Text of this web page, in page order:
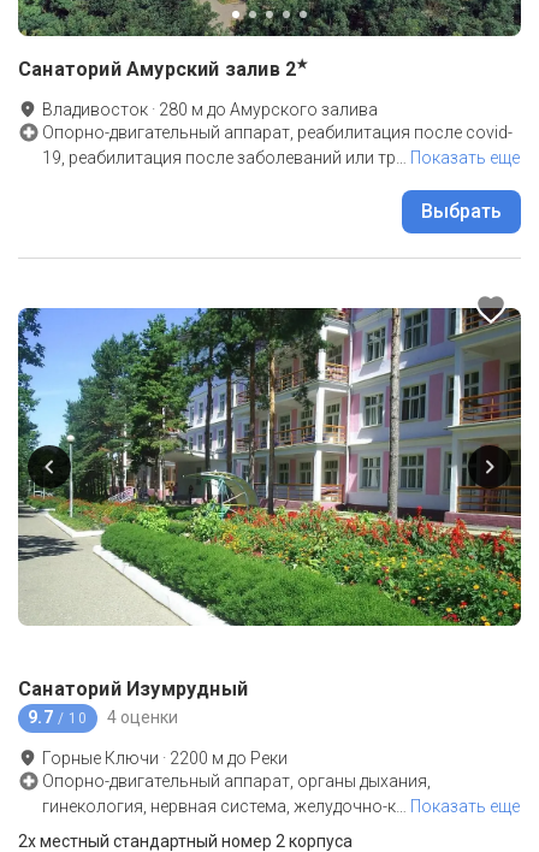
Санаторий Амурский залив 2★
Владивосток · 280 м до Амурского залива
Опорно-двигательный аппарат, реабилитация после covid-
19, реабилитация после заболеваний или тр… Показать еще
Выбрать
Санаторий Изумрудный
9.7 / 10 4 оценки
Горные Ключи · 2200 м до Реки
Опорно-двигательный аппарат, органы дыхания,
гинекология, нервная система, желудочно-к
Показать еще
2х местный стандартный номер 2 корпуса